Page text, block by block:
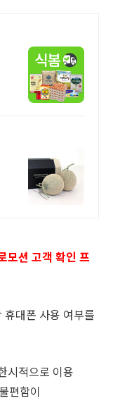
모션 고객 확인 프
대폰 사용 여부를
시적으로 이용
편함이